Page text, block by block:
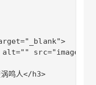
src="images/
鸣人</h3>